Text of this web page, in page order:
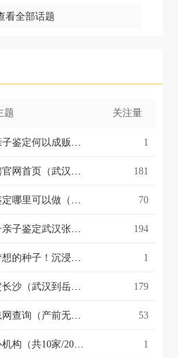
看全部话题
题 关注量
非亲生也能办，亲子鉴定何以成贩婴黑产帮凶 1
武汉儿童医院招聘官网首页（武汉亲子鉴定招聘多岗位！武汉儿童医院招聘工作人员） 181
天门市司法亲子鉴定哪里可以做（司法亲子鉴定流程和所需费用） 70
深圳张核子（核子亲子鉴定武汉张核子的“核酸帝国”，开始塌方） 194
为孩子播下医学梦想的种子！沉浸式科普公益活动在汉圆满落幕 1
孕期无创亲子鉴定长沙（武汉到岳阳亲子鉴定岳阳无创亲子鉴定的注意事项） 179
武汉市教育局信息网查询（产前无创亲子鉴定武汉突发！又一机构爆雷！武汉市教育局发布重要公告！） 53
武汉亲子鉴定中心机构（共10家/2023更新分享） 1